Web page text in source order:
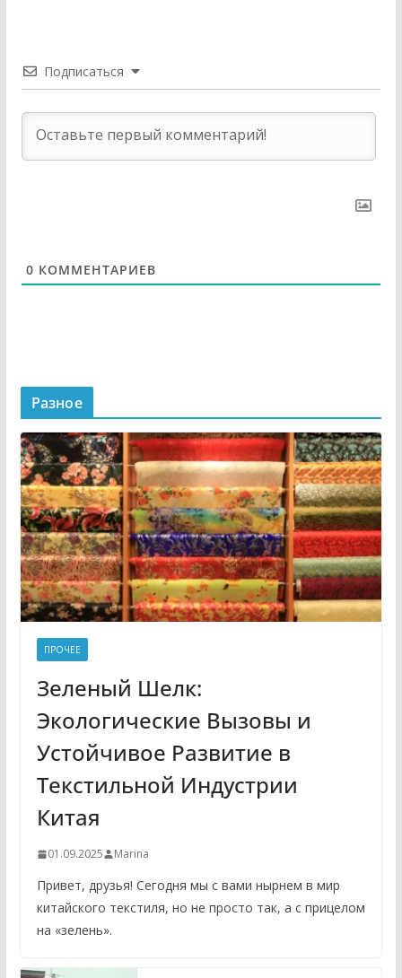
Подписаться
0 КОММЕНТАРИЕВ
Разное
ПРОЧЕЕ
Зеленый Шелк:
Экологические Вызовы и
Устойчивое Развитие в
Текстильной Индустрии
Китая
01.09.2025 Marina
Привет, друзья! Сегодня мы с вами нырнем в мир
китайского текстиля, но не просто так, а с прицелом
на «зелень».